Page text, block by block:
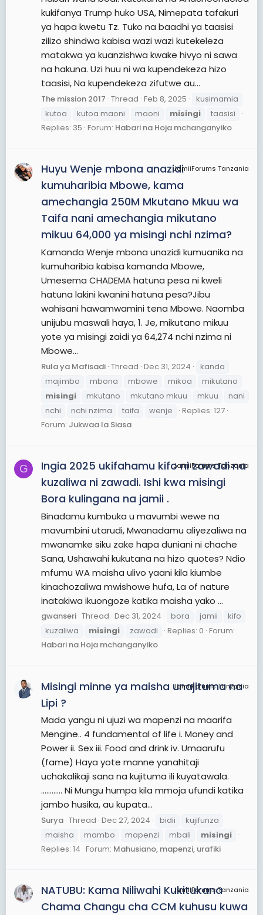
kukifanya Trump huko USA, Nimepata tafakuri
ya hapa kwetu Tz. Tuko na baadhi ya taasisi
zilizo shindwa kabisa wazi wazi kutekeleza
matakwa ya kuanzishwa kwake hivyo ni sawa
na hakuna. Uzi huu ni wa kupendekeza hizo
taasisi, Na kupendekeza zifutwe au...
The mission 2017 Thread Feb 8, 2025
kusimamia
kutoa
kutoa maoni maoni misingi
taasisi
Replies: 35 Forum: Habari na Hoja mchanganyiko
JamiiForums Tanzania
Huyu Wenje mbona anazidi
kumuharibia Mbowe, kama
amechangia 250M Mkutano Mkuu wa
Taifa nani amechangia mikutano
mikuu 64,000 ya misingi nchi nzima?
Kamanda Wenje mbona unazidi kumuanika na
kumuharibia kabisa kamanda Mbowe,
Umesema CHADEMA hatuna pesa ni kweli
hatuna lakini kwanini hatuna pesa?Jibu
wahisani hawamwamini tena Mbowe. Naomba
unijubu maswali haya, 1. Je, mikutano mikuu
yote ya misingi zaidi ya 64,274 nchi nzima ni
Mbowe...
Rula ya Mafisadi Thread Dec 31, 2024
kanda
majimbo
mbona mbowe mikoa
mikutano
misingi
mkutano mkutano mkuu mkuu
nani
nchi
nchi nzima taifa wenje
Replies: 127
Forum: Jukwaa la Siasa
G JamiiForums Tanzania
Ingia 2025 ukifahamu kifo ni zawadi na
kuzaliwa ni zawadi. Ishi kwa misingi
Bora kulingana na jamii .
Binadamu kumbuka u mavumbi wewe na
mavumbini utarudi, Mwanadamu aliyezaliwa na
mwanamke siku zake hapa duniani ni chache
Sana, Ushawahi kukutana na hizo quotes? Ndio
mfumu WA maisha ulivo yaani kila kiumbe
kinachozaliwa mwishowe hufa, La of nature
inatakiwa ikuongoze katika maisha yako ...
gwanseri Thread Dec 31, 2024 bora jamii
kifo
kuzaliwa
misingi zawadi Replies: 0 Forum:
Habari na Hoja mchanganyiko
JamiiForums Tanzania
Misingi minne ya maisha unajituma na
Lipi ?
Mada yangu ni ujuzi wa mapenzi na maarifa
Mengine.. 4 fundamental of life i. Money and
Power ii. Sex iii. Food and drink iv. Umaarufu
(fame) Haya yote manne yanahitaji
uchakalikaji sana na kujituma ili kuyatawala.
............ Ni Mungu humpa kila mmoja ufundi katika
jambo husika, au kupata...
Surya Thread Dec 27, 2024 bidii
kujifunza
maisha
mambo mapenzi mbali
misingi
Replies: 14 Forum: Mahusiano, mapenzi, urafiki
JamiiForums Tanzania
NATUBU: Kama Niliwahi Kukitukana
Chama Changu cha CCM kuhusu kuwa